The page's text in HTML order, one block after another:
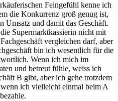
Feingefühl kenne ich
die Konkurrenz groß genug ist,
Umsatz und damit das Geschäft.
Supermarktkassierin nicht mit
vergleichen darf, aber
bin ich wesentlich für die
Wenn ich mich im
und betreut fühle, weiss ich
B gibt, aber ich gehe trotzdem
ich vielleicht einmal beim A